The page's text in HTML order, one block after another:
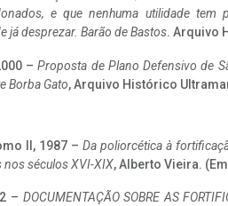
e que nenhuma utilidade
já desprezar. Barão de Bastos. Arquivo
–Proposta de Plano Defensivo de
Borba Gato, Arquivo Histórico
II, 1987 – Da poliorcética à
séculos XVI-XIX, Alberto Vieira.
– DOCUMENTAÇÃO SOBRE AS